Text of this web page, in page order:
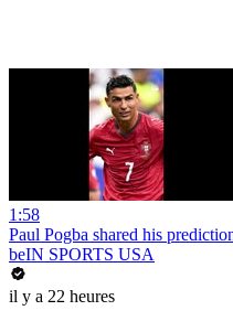
1:58
Paul Pogba shared his
beIN SPORTS USA
il y a 22 heures